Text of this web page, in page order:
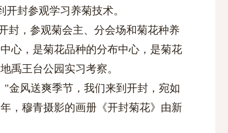
封参观学习养菊技术。
封，参观菊会主、分会场和菊花种养
心，是菊花品种的分布中心，是菊花
禹王台公园实习考察。
金风送爽季节，我们来到开封，宛如
，穆青摄影的画册《开封菊花》由新